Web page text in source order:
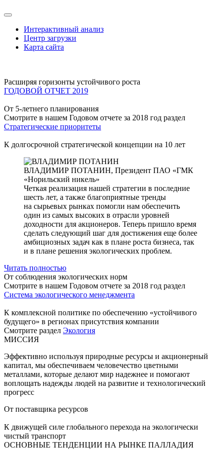
Интерактивный анализ
Центр загрузки
Карта сайта
Расширяя горизонты устойчивого роста
ГОДОВОЙ ОТЧЕТ 2019
От 5-летнего планирования
Смотрите в нашем Годовом отчете за 2018 год раздел
Стратегические приоритеты
К долгосрочной стратегической концепции на 10 лет
ВЛАДИМИР ПОТАНИН, Президент ПАО «ГМК
«Норильский никель»
Четкая реализация нашей стратегии в последние
шесть лет, а также благоприятные тренды
на сырьевых рынках помогли нам обеспечить
один из самых высоких в отрасли уровней
доходности для акционеров. Теперь пришло время
сделать следующий шаг для достижения еще более
амбициозных задач как в плане роста бизнеса, так
и в плане решения экологических проблем.
Читать полностью
От соблюдения экологических норм
Смотрите в нашем Годовом отчете за 2018 год раздел
Система экологического менеджмента
К комплексной политике по обеспечению «устойчивого
будущего» в регионах присутствия компании
Смотрите раздел Экология
МИССИЯ
Эффективно используя природные ресурсы и акционерный
капитал, мы обеспечиваем человечество цветными
металлами, которые делают мир надежнее и помогают
воплощать надежды людей на развитие и технологический
прогресс
От поставщика ресурсов
К движущей силе глобального перехода на экологически
чистый транспорт
ОСНОВНЫЕ ТЕНДЕНЦИИ НА РЫНКЕ ПАЛЛАДИЯ